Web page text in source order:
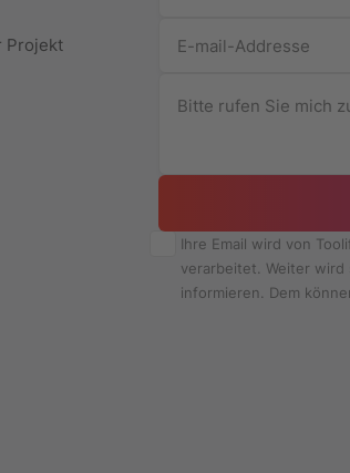
Projekt
Ihre Email wird von
verarbeitet. Weiter wird
informieren. Dem